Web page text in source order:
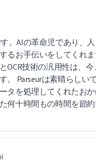
非常に満足しており、大
携わる方には自信を持っ
。AIの革命児であり、
るお手伝いをしてくれ
OCR技術の汎用性は、
。 Parseurは素晴らしい
タを処理してくれたお
何十時間もの時間を節